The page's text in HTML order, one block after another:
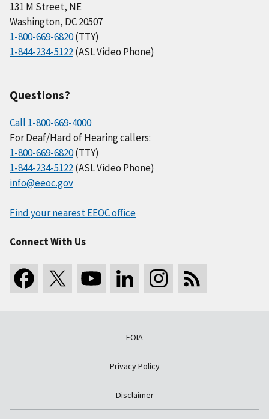
131 M Street, NE
Washington, DC 20507
1-800-669-6820(TTY)
1-844-234-5122(ASL Video Phone)
Questions?
Call 1-800-669-4000
For Deaf/Hard of Hearing callers:
1-800-669-6820(TTY)
1-844-234-5122(ASL Video Phone)
info@eeoc.gov
Find your nearest EEOC office
Connect With Us
FOIA
Privacy Policy
Disclaimer